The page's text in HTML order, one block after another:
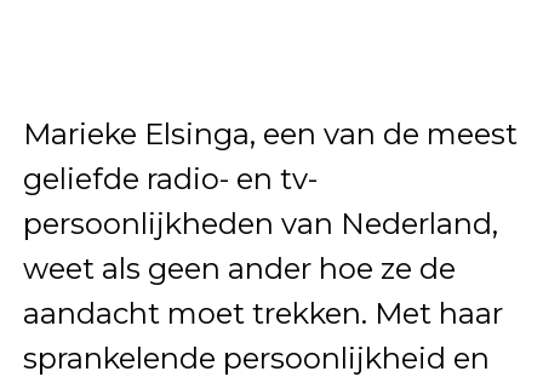
Marieke Elsinga, een van de meest
geliefde radio- en tv-
persoonlijkheden van Nederland,
weet als geen ander hoe ze de
aandacht moet trekken. Met haar
sprankelende persoonlijkheid en